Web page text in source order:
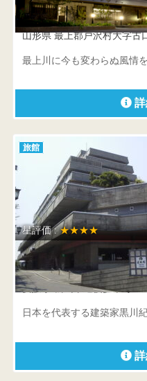
高見屋 最上川別
山形県 最上郡戸沢村大字古
最上川に今も変わらぬ風情
旅館
星評価 :★★★★
道後舘
愛媛県 松山市道後多幸町7-
日本を代表する建築家黒川